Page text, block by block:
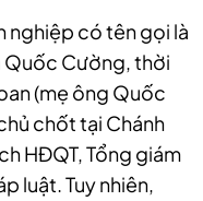
nghiệp có tên gọi là
Quốc Cường, thời
(mẹ ông Quốc
chốt tại Chánh
HĐQT, Tổng giám
luật. Tuy nhiên,